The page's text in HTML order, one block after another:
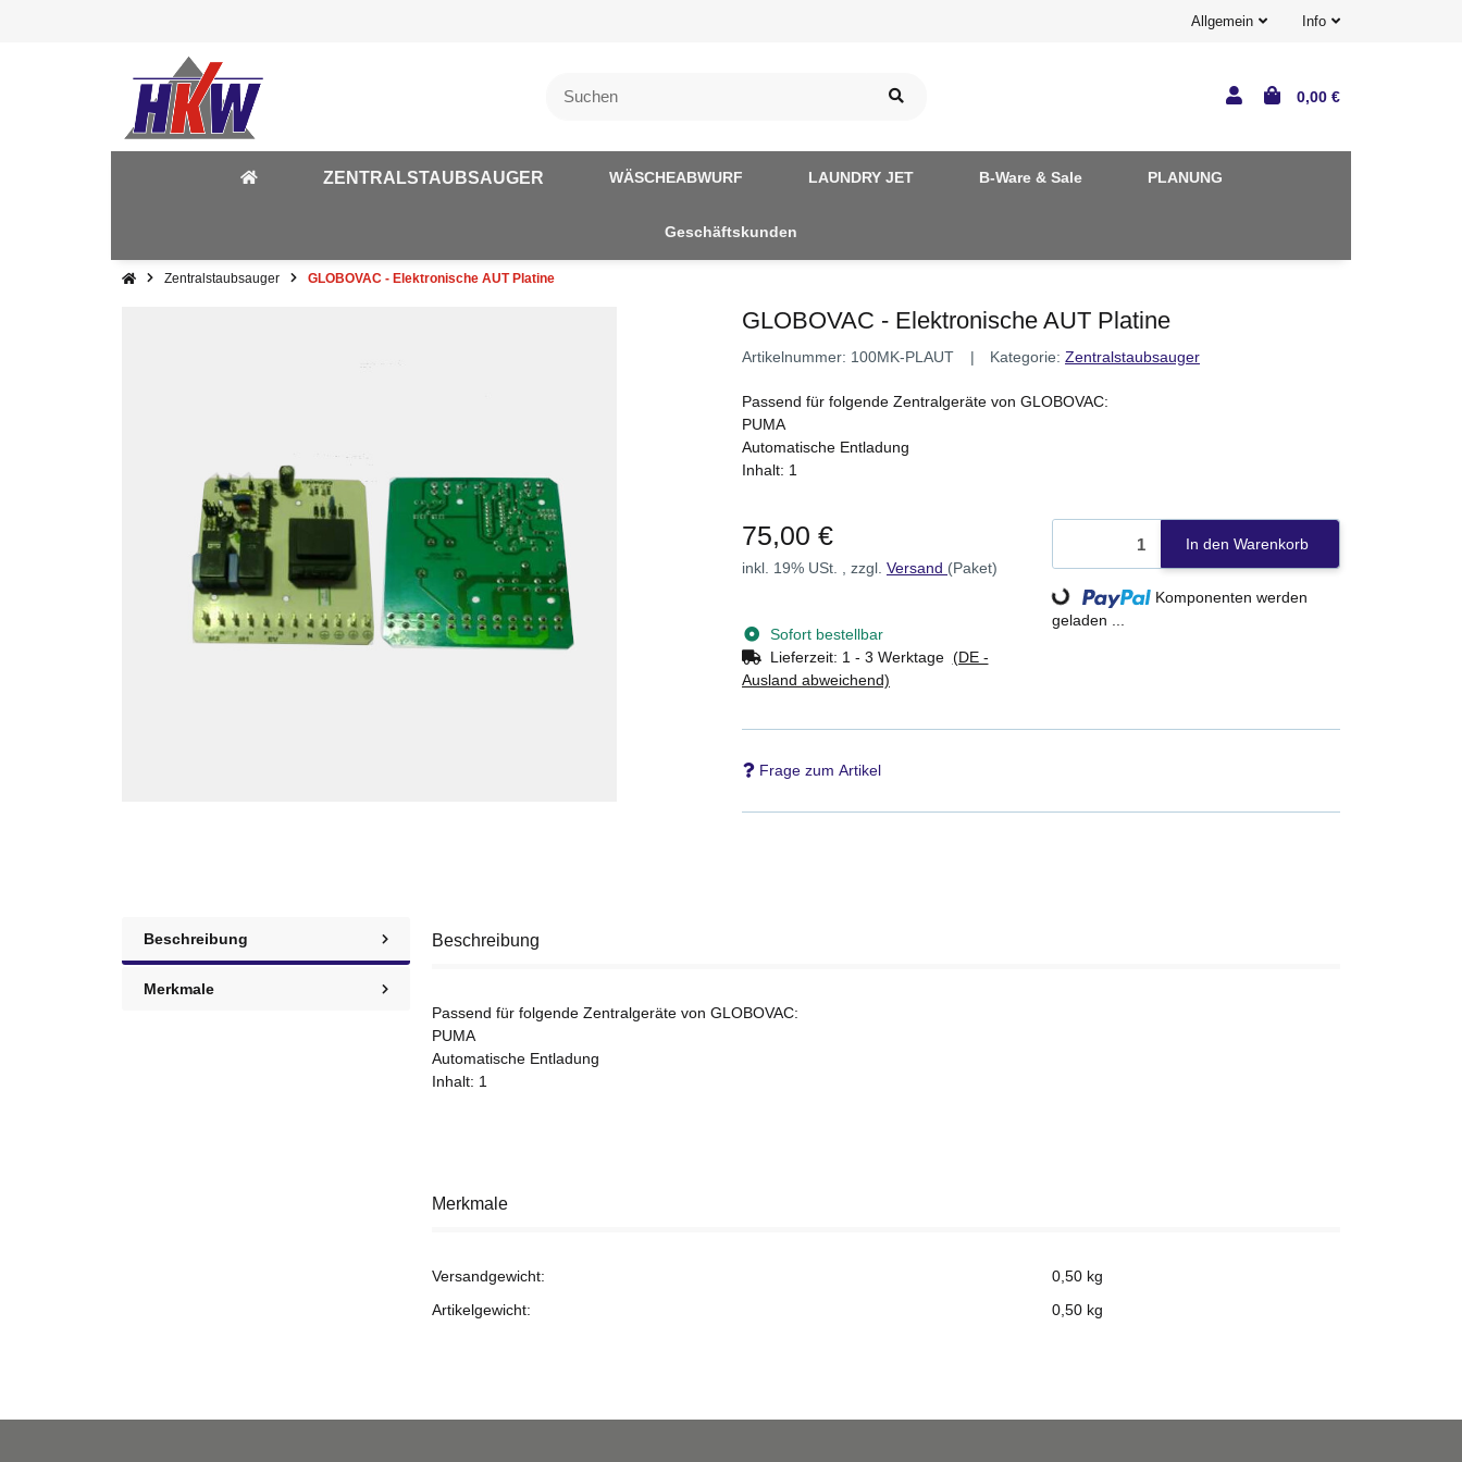
Allgemein Info
0,00 €
ZENTRALSTAUBSAUGER WÄSCHEABWURF LAUNDRY JET B-Ware & Sale PLANUNG
Geschäftskunden
Zentralstaubsauger GLOBOVAC - Elektronische AUT Platine
GLOBOVAC - Elektronische AUT Platine
Artikelnummer: 100MK-PLAUT Kategorie: Zentralstaubsauger
Passend für folgende Zentralgeräte von GLOBOVAC:
PUMA
Automatische Entladung
Inhalt: 1
75,00 €
inkl. 19% USt. , zzgl. Versand (Paket)
Sofort bestellbar
Lieferzeit: 1 - 3 Werktage (DE -
Ausland abweichend)
In den Warenkorb
Loading...
Komponenten werden
geladen ...
Frage zum Artikel
Beschreibung
Merkmale
Beschreibung
Passend für folgende Zentralgeräte von GLOBOVAC:
PUMA
Automatische Entladung
Inhalt: 1
Merkmale
Versandgewicht:
0,50 kg
Artikelgewicht:
0,50 kg